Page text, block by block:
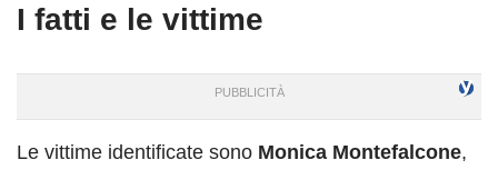
I fatti e le vittime
Le vittime identificate sono Monica Montefalcone,